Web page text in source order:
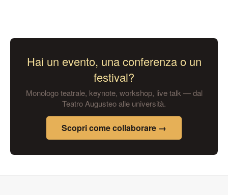
Hai un evento, una conferenza o un
festival?
Monologo teatrale, keynote, workshop, live talk — dal
Teatro Augusteo alle università.
Scopri come collaborare →